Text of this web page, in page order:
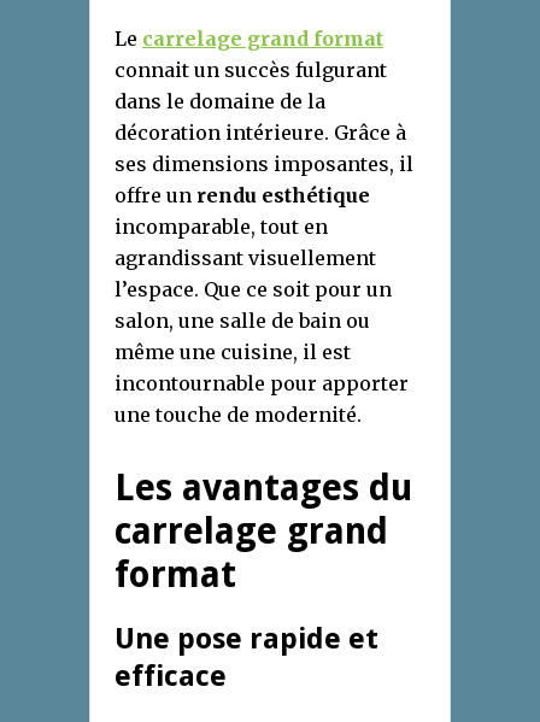
Le carrelage grand format
connait un succès fulgurant
dans le domaine de la
décoration intérieure. Grâce à
ses dimensions imposantes, il
offre un rendu esthétique
incomparable, tout en
agrandissant visuellement
l’espace. Que ce soit pour un
salon, une salle de bain ou
même une cuisine, il est
incontournable pour apporter
une touche de modernité.
Les avantages du
carrelage grand
format
Une pose rapide et
efficace